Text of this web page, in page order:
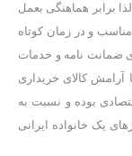
برابر هماهنگی بعمل
مناسب و در زمان کوتاه
ضمانت نامه و خدمات
کالای خریداری
بوده و نسبت به
یک خانواده ایرانی